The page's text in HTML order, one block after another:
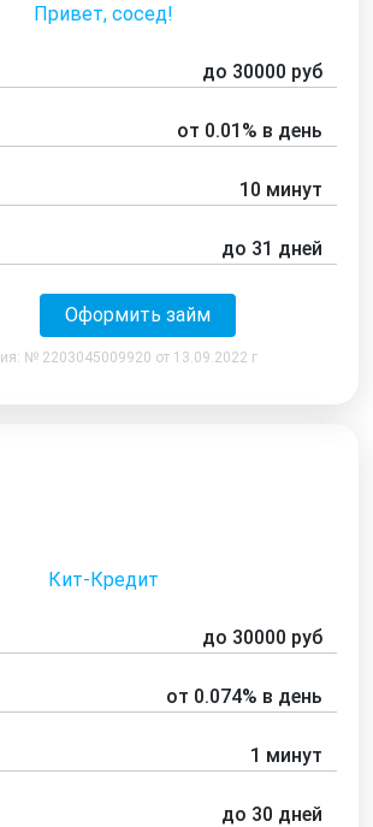
Привет, сосед!
до 30000 руб
от 0.01% в день
10 минут
до 31 дней
Оформить займ
№ 2203045009920 от 13.09.2022 г
Кит-Кредит
до 30000 руб
от 0.074% в день
1 минут
до 30 дней